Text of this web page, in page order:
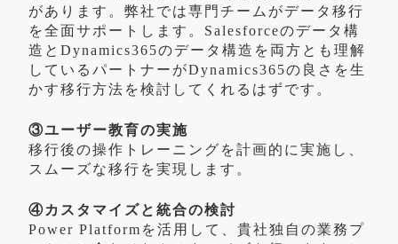
があります。弊社では専門チームがデータ移行
を全面サポートします。Salesforceのデータ構
造とDynamics365のデータ構造を両方とも理解
しているパートナーがDynamics365の良さを生
かす移行方法を検討してくれるはずです。
③ユーザー教育の実施
移行後の操作トレーニングを計画的に実施し、
スムーズな移行を実現します。
④カスタマイズと統合の検討
Power Platformを活用して、貴社独自の業務プ